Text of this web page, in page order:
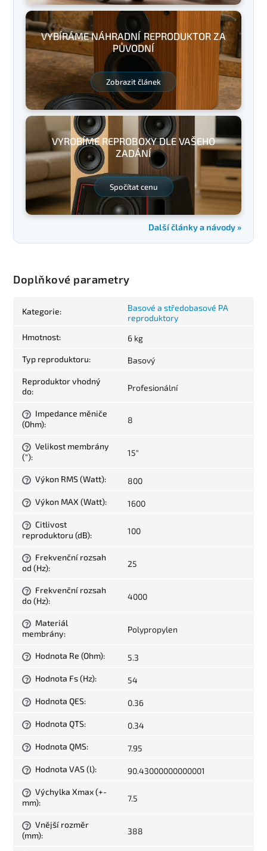
VYBÍRÁME NÁHRADNÍ REPRODUKTOR ZA
PŮVODNÍ
Zobrazit článek
VYROBÍME REPROBOXY DLE VAŠEHO
ZADÁNÍ
Spočítat cenu
Další články a návody »
Doplňkové parametry
Kategorie:
Basové a středobasové PA
reproduktory
Hmotnost: 6 kg
Typ reproduktoru: Basový
Reproduktor vhodný
do: Profesionální
?
Impedance měniče
(Ohm): 8
?
Velikost membrány
("): 15"
? Výkon RMS (Watt): 800
? Výkon MAX (Watt): 1600
?
Citlivost
reproduktoru (dB): 100
?
Frekvenční rozsah
od (Hz): 25
?
Frekvenční rozsah
do (Hz): 4000
?
Materiál
membrány: Polypropylen
? Hodnota Re (Ohm): 5.3
? Hodnota Fs (Hz): 54
? Hodnota QES: 0.36
? Hodnota QTS: 0.34
? Hodnota QMS: 7.95
? Hodnota VAS (l): 90.43000000000001
?
Výchylka Xmax (+-
mm): 7.5
?
Vnější rozměr
(mm): 388